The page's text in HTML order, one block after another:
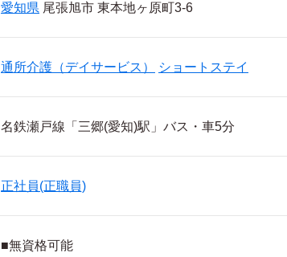
愛知県 尾張旭市 東本地ヶ原町3-6
通所介護（デイサービス） ショートステイ
名鉄瀬戸線「三郷(愛知)駅」バス・車5分
正社員(正職員)
■無資格可能